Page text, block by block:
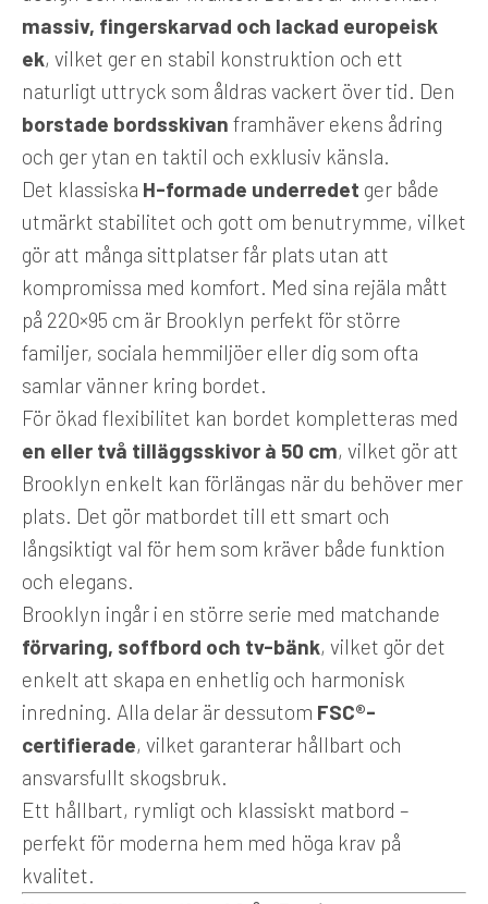
massiv, fingerskarvad och lackad europeisk
ek, vilket ger en stabil konstruktion och ett
naturligt uttryck som åldras vackert över tid. Den
borstade bordsskivan framhäver ekens ådring
och ger ytan en taktil och exklusiv känsla.
Det klassiska H-formade underredet ger både
utmärkt stabilitet och gott om benutrymme, vilket
gör att många sittplatser får plats utan att
kompromissa med komfort. Med sina rejäla mått
på 220×95 cm är Brooklyn perfekt för större
familjer, sociala hemmiljöer eller dig som ofta
samlar vänner kring bordet.
För ökad flexibilitet kan bordet kompletteras med
en eller två tilläggsskivor à 50 cm, vilket gör att
Brooklyn enkelt kan förlängas när du behöver mer
plats. Det gör matbordet till ett smart och
långsiktigt val för hem som kräver både funktion
och elegans.
Brooklyn ingår i en större serie med matchande
förvaring, soffbord och tv-bänk, vilket gör det
enkelt att skapa en enhetlig och harmonisk
inredning. Alla delar är dessutom FSC®-
certifierade, vilket garanterar hållbart och
ansvarsfullt skogsbruk.
Ett hållbart, rymligt och klassiskt matbord –
perfekt för moderna hem med höga krav på
kvalitet.